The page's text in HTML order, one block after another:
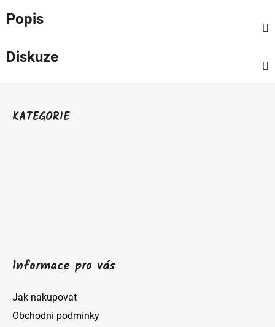
Popis
Diskuze
KATEGORIE
Informace pro vás
Jak nakupovat
Obchodní podmínky